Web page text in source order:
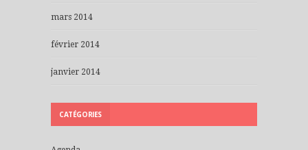
mars 2014
février 2014
janvier 2014
CATÉGORIES